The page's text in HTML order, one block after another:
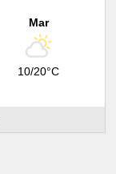
Mar
10/20°C